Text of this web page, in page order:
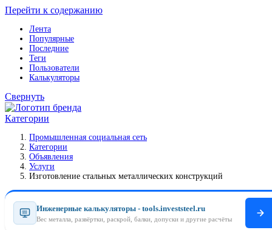
Перейти к содержанию
Лента
Популярные
Последние
Теги
Пользователи
Калькуляторы
Свернуть
Категории
Промышленная социальная сеть
Категории
Объявления
Услуги
Изготовление стальных металлических конструкций
Инженерные калькуляторы - tools.investsteel.ru
Вес металла, развёртки, раскрой, балки, допуски и другие расчёты